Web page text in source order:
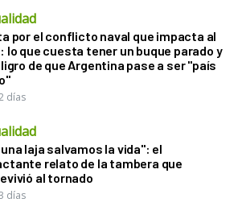
por el conflicto naval que impacta al
lo que cuesta tener un buque parado y
de que Argentina pase a ser "país
días
laja salvamos la vida": el
relato de la tambera que
al tornado
días